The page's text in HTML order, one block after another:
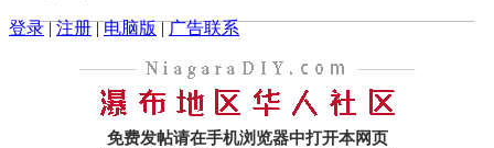
登录|注册|电脑版|广告联系
免费发帖请在手机浏览器中打开本网页